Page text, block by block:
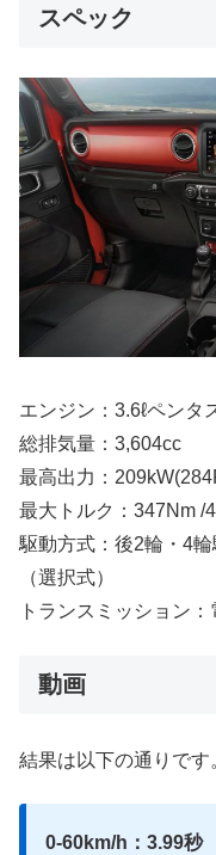
スペック
エンジン：3.6ℓペンタ
総排気量：3,604cc
最高出力：
最大トルク：347Nm /
駆動方式：後2輪・4
（選択式）
トランスミッション
動画
結果は以下の通りです
0-60km/h：3.99秒